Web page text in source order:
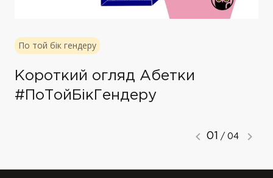
По той бік гендеру
Короткий огляд Абетки
#ПоТойБікГендеру
01 / 04